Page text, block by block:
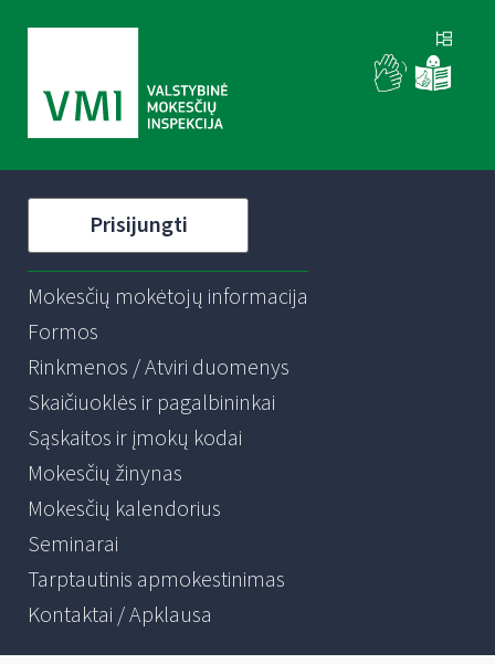
Prisijungti
Mokesčių mokėtojų informacija
Formos
Rinkmenos / Atviri duomenys
Skaičiuoklės ir pagalbininkai
Sąskaitos ir įmokų kodai
Mokesčių žinynas
Mokesčių kalendorius
Seminarai
Tarptautinis apmokestinimas
Kontaktai / Apklausa